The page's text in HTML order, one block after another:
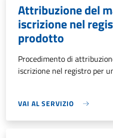
Attribuzione del
iscrizione nel
prodotto
Procedimento di
iscrizione nel registro per
VAI AL SERVIZIO